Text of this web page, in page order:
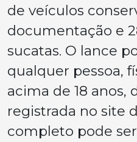
de veículos
documentação e
sucatas. O lance
qualquer pessoa,
acima de 18 anos,
registrada no site
completo pode